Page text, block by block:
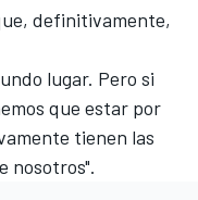
definitivamente,
lugar. Pero si
que estar por
tienen las
nosotros".